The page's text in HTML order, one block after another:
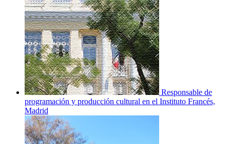
Responsable de
programación y producción cultural en el Instituto Francés,
Madrid